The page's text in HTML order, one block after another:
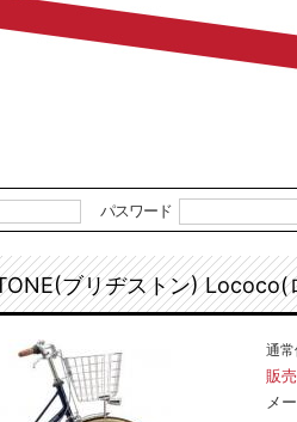
パスワード
ブリヂストン) Lococo(
通常
販
メ